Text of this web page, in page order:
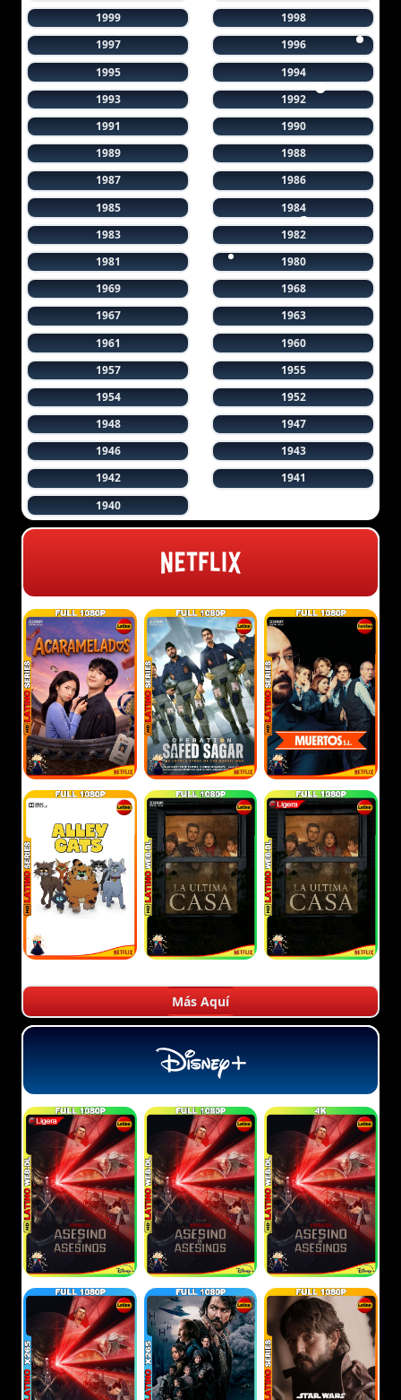
1999
1998
1997
1996
1995
1994
1993
1992
1991
1990
1989
1988
1987
1986
1985
1984
1983
1982
1981
1980
1969
1968
1967
1963
1961
1960
1957
1955
1954
1952
1948
1947
1946
1943
1942
1941
1940
Más Aquí